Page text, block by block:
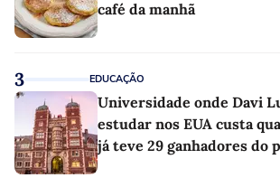
café da manhã
3 EDUCAÇÃO
Universidade onde Davi
estudar nos EUA custa
já teve 29 ganhadores do